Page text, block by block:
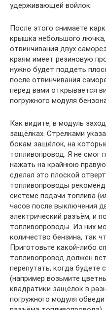
удерживающей войлок:
После этого снимаете
крышка небольшого
отвинчивания двух
краям имеет резиновую
нужно будет поддеть
после отвинчивания
перед вами открывается
погружного модуля
Как видите, в модуль
защёлках. Стрелками
бокам защёлок, на
топливопровод. Я не смог
нажать на крайнюю
сделал это плоской
топливопроводы
системе подачи топлива
часов после выключения
электрический разъём, и
топливопроводы. Из них
количество бензина, так
Приготовьте какой-либо
топливопровод должен
перепутать, когда будете
(например возьмите
квадратики защёлок в
погружного модуля